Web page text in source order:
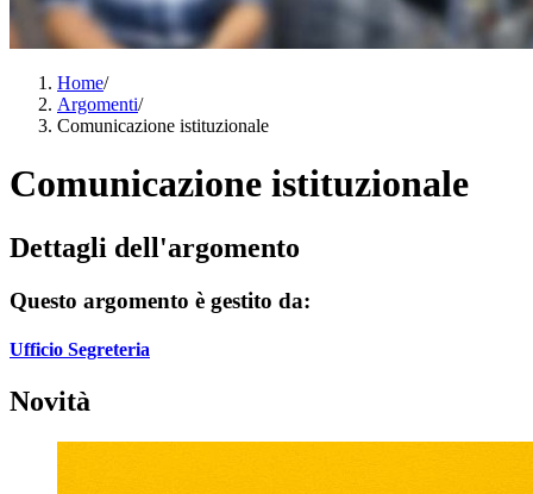
Home/
Argomenti/
Comunicazione istituzionale
Comunicazione istituzionale
Dettagli dell'argomento
Questo argomento è gestito da:
Ufficio Segreteria
Novità